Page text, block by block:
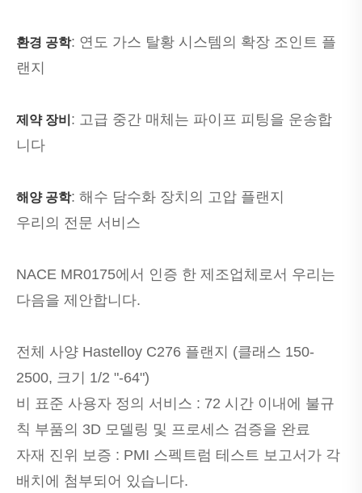
환경 공학: 연도 가스 탈황 시스템의 확장 조인트 플
랜지
제약 장비 : 고급 중간 매체는 파이프 피팅을 운송합
니다
해양 공학: 해수 담수화 장치의 고압 플랜지
우리의 전문 서비스
NACE MR0175에서 인증 한 제조업체로서 우리는
다음을 제안합니다.
전체 사양 Hastelloy C276 플랜지 (클래스 150-
2500, 크기 1/2 "-64")
비 표준 사용자 정의 서비스 : 72 시간 이내에 불규
칙 부품의 3D 모델링 및 프로세스 검증을 완료
자재 진위 보증 : PMI 스펙트럼 테스트 보고서가 각
배치에 첨부되어 있습니다.